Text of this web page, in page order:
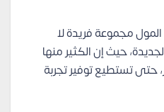
مجموعة فريدة لا
حيث إن الكثير منها
حتى تستطيع توفير تجربة